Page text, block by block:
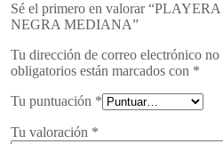
Sé el primero en valorar
NEGRA MEDIANA”
Tu dirección de correo electrónico no
obligatorios están marcados con *
Tu puntuación *
Tu valoración *